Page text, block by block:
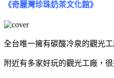
《奇麗灣珍珠奶茶文化館》
全台唯一擁有碳酸冷泉的觀光
附近有多家好玩的觀光工廠，